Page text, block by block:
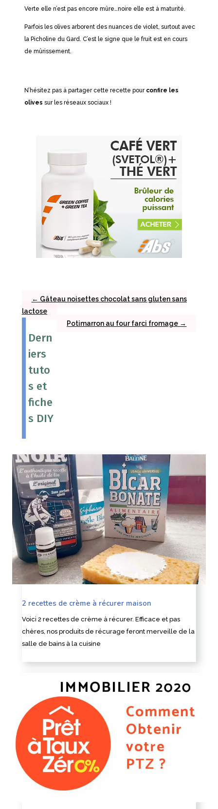
Verte elle n’est pas encore mûre…noire elle est à maturité.
Parfois les olives arborent des nuances de violet, surtout avec
la Picholine du Gard. C’est le signe que le fruit est en cours
de mûrissement.
N’hésitez pas à partager cette recette pour confire les
olives sur les réseaux sociaux !
← Gâteau noisettes chocolat sans gluten sans
lactose
Potimarron au four farci fromage →
Dern
iers
tuto
s et
fiche
s DIY
2 recettes de crème à récurer maison
Voici 2 recettes de crème à récurer. Efficace et pas
chères, nos produits de récurage feront merveille de la
salle de bains à la cuisine